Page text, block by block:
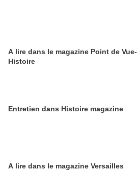
A lire dans le magazine Point de Vue-
Histoire
Entretien dans Histoire magazine
A lire dans le magazine Versailles